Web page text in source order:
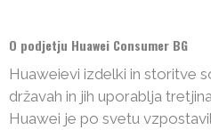
O podjetju Huawei Consumer BG
Huaweievi izdelki in storitve
državah in jih uporablja
Huawei je po svetu